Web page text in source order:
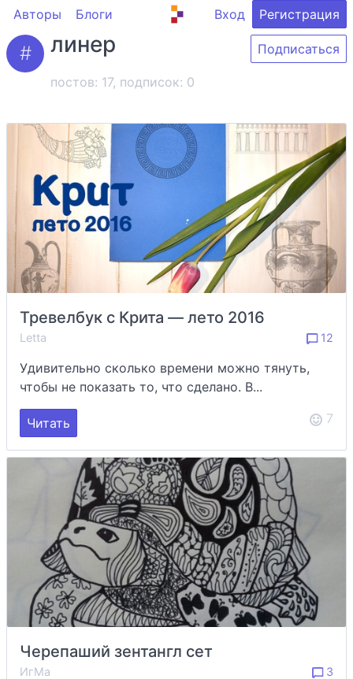
Авторы Блоги Вход Регистрация
линер
постов: 17, подписок: 0
Подписаться
Тревелбук с Крита — лето 2016
Letta 12
Удивительно сколько времени можно тянуть,
чтобы не показать то, что сделано. В...
Читать 7
Черепаший зентангл сет
ИгМа 3